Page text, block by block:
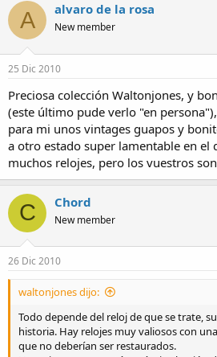
A alvaro de la rosa
New member
25 Dic 2010
Preciosa colección Waltonjones, y
(este último pude verlo "en
para mi unos vintages guapos y
a otro estado super lamentable en el
muchos relojes, pero los vuestros
C Chord
New member
26 Dic 2010
waltonjones dijo:
Todo depende del reloj de que se trate,
historia. Hay relojes muy valiosos con
que no deberían ser restaurados.